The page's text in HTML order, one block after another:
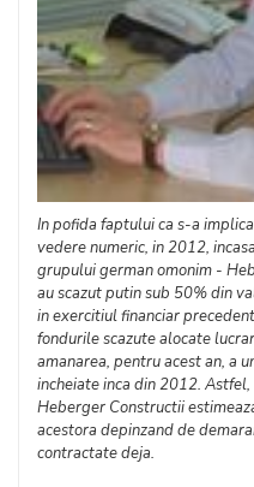
In pofida faptului ca s-a
vedere numeric, in 2012,
grupului german omonim -
au scazut putin sub 50% din
in exercitiul financiar
fondurile scazute alocate
amanarea, pentru acest an, a
incheiate inca din 2012.
Heberger Constructii
acestora depinzand de
contractate deja.